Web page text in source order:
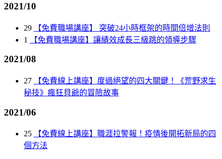
2021/10
29
【免費職場講座】 突破24小時框架的時間倍增法則
1
【免費職場講座】讓績效成長三級跳的領導步驟
2021/08
27
【免費線上講座】度過絕望的四大關鍵！《荒野求生
秘技》瘋狂貝爺的冒險故事
2021/06
25
【免費線上講座】職涯拉警報！疫情後開拓新局的四
個方法